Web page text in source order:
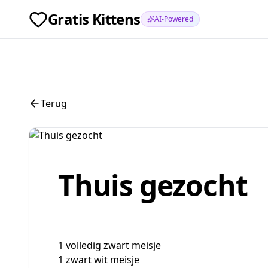
Gratis Kittens AI-Powered
Terug
Thuis gezocht
1 volledig zwart meisje
1 zwart wit meisje